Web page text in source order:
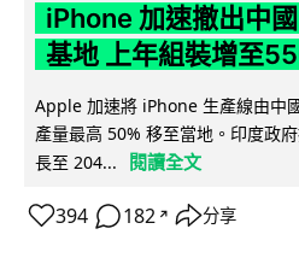
iPhone 加速撤出中
基地 上年組裝增至
Apple 加速將 iPhone 生產線由中
產量最高 50% 移至當地。印度政
長至 204...
閱讀全文
394 182 ↗ 分享